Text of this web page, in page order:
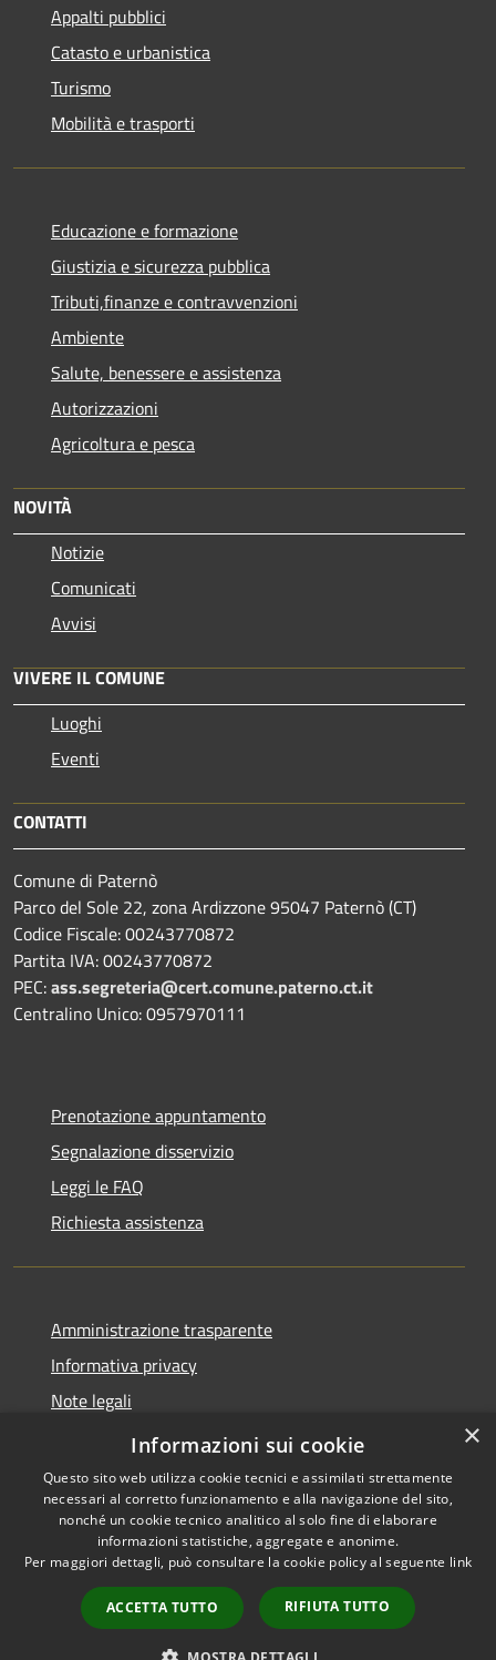
Appalti pubblici
Catasto e urbanistica
Turismo
Mobilità e trasporti
Educazione e formazione
Giustizia e sicurezza pubblica
Tributi,finanze e contravvenzioni
Ambiente
Salute, benessere e assistenza
Autorizzazioni
Agricoltura e pesca
NOVITÀ
Notizie
Comunicati
Avvisi
VIVERE IL COMUNE
Luoghi
Eventi
CONTATTI
Comune di Paternò
Parco del Sole 22, zona Ardizzone 95047 Paternò (CT)
Codice Fiscale: 00243770872
Partita IVA: 00243770872
PEC:ass.segreteria@cert.comune.paterno.ct.it
Centralino Unico: 0957970111
Prenotazione appuntamento
Segnalazione disservizio
Leggi le FAQ
Richiesta assistenza
Amministrazione trasparente
Informativa privacy
Note legali
Dichiarazione di accessibilità
Accessibilità
Copyright © 2026 • Comune di
Paternò • Powered by
Municipium•
Accesso
redazione
×
Informazioni sui cookie
Questo sito web utilizza cookie tecnici e assimilati strettamente
necessari al corretto funzionamento e alla navigazione del sito,
nonché un cookie tecnico analitico al solo fine di elaborare
informazioni statistiche, aggregate e anonime.
Per maggiori dettagli, può consultare la cookie policy al seguente link
ACCETTA TUTTO RIFIUTA TUTTO